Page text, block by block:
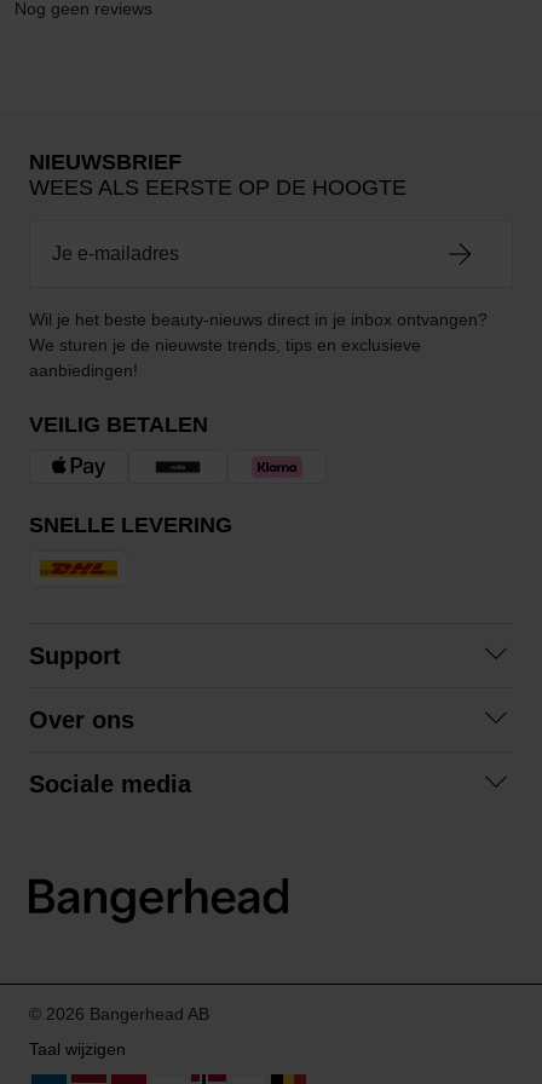
Nog geen reviews
NIEUWSBRIEF
WEES ALS EERSTE OP DE HOOGTE
Wil je het beste beauty-nieuws direct in je inbox ontvangen?
We sturen je de nieuwste trends, tips en exclusieve
aanbiedingen!
VEILIG BETALEN
SNELLE LEVERING
Support
Retourneren
Over ons
Sociale media
LinkedIn
© 2026 Bangerhead AB
Taal wijzigen